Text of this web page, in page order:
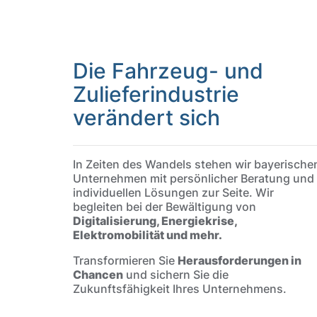
Die Fahrzeug- und
Zulieferindustrie
verändert sich
In Zeiten des Wandels stehen wir
Unternehmen mit persönlicher Beratung und
individuellen Lösungen zur Seite. Wir
begleiten bei der Bewältigung von
Digitalisierung, Energiekrise,
Elektromobilität und mehr.
Transformieren Sie Herausforderungen in
Chancen und sichern Sie die
Zukunftsfähigkeit Ihres Unternehmens.